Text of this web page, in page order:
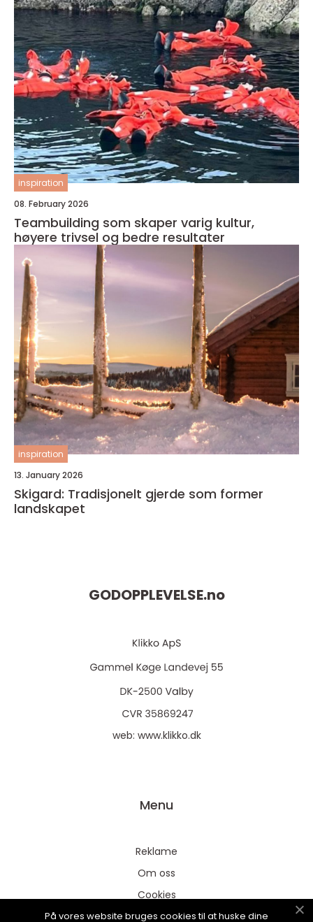
inspiration
08. February 2026
Teambuilding som skaper varig kultur,
høyere trivsel og bedre resultater
inspiration
13. January 2026
Skigard: Tradisjonelt gjerde som former
landskapet
GODOPPLEVELSE.no
web: www.klikko.dk
Menu
Reklame
Om oss
Cookies
Kontakt Oss
På vores website bruges cookies til at huske dine